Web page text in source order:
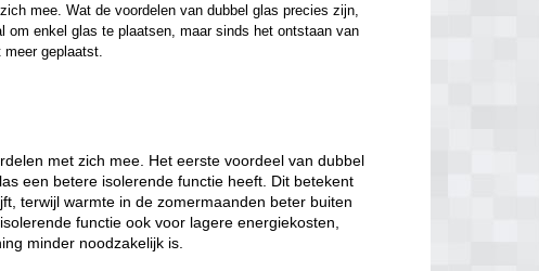
mee. Wat de voordelen van dubbel glas precies zijn,
om enkel glas te plaatsen, maar sinds het ontstaan van
meer geplaatst.
met zich mee. Het eerste voordeel van dubbel
een betere isolerende functie heeft. Dit betekent
terwijl warmte in de zomermaanden beter buiten
functie ook voor lagere energiekosten,
minder noodzakelijk is.